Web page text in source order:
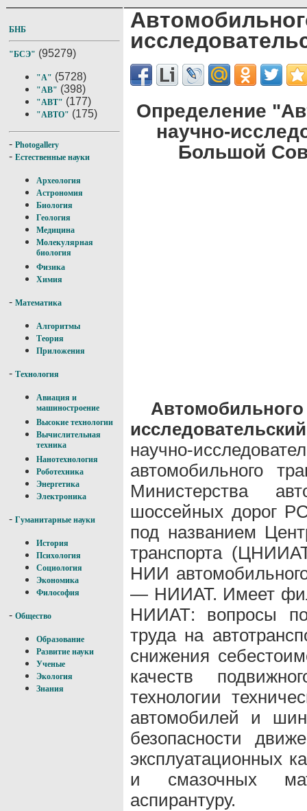
БНБ
"БСЭ" (95279)
"А" (5728)
"АВ" (398)
"АВТ" (177)
"АВТО" (175)
- Photogallery
- Естественные науки
Археология
Астрономия
Биология
Геология
Медицина
Молекулярная
биология
Физика
Химия
- Математика
Алгоритмы
Теория
Приложения
- Технология
Авиация и
машиностроение
Высокие технологии
Вычислительная
техника
Нанотехнология
Роботехника
Энергетика
Электроника
- Гуманитарные науки
История
Психология
Социология
Экономика
Философия
- Общество
Образование
Развитие науки
Ученые
Экология
Знания
Определение
научно-
Большой
научно-
автомобильного
Министерства
шоссейных дорог
под названием
транспорта
НИИ
— НИИАТ. Имеет
НИИАТ: вопросы
труда на
снижения
качеств
технологии
автомобилей и
безопасности
эксплуатационных
и смазочных
аспирантуру.